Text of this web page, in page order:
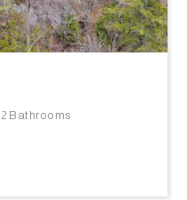
2 Bathrooms